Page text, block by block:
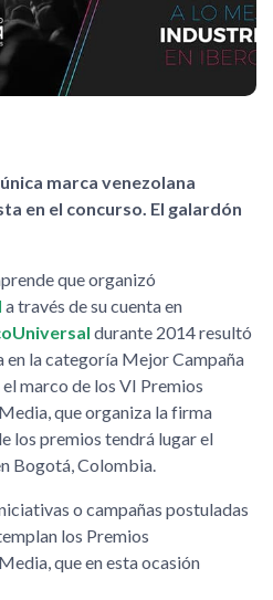
marca venezolana
en el concurso. El galardón
que organizó
a través de su cuenta en
durante 2014 resultó
la categoría Mejor Campaña
marco de los VI Premios
que organiza la firma
los premios tendrá lugar el
Bogotá, Colombia.
o campañas postuladas
los Premios
que en esta ocasión